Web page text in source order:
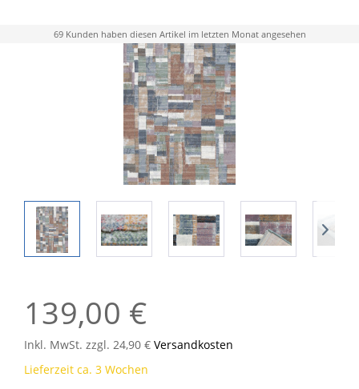
69 Kunden haben diesen Artikel im letzten Monat angesehen
139,00 €
Inkl. MwSt. zzgl. 24,90 € Versandkosten
Lieferzeit ca. 3 Wochen